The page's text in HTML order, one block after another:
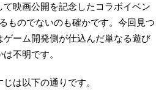
映画公開を記念したコラボイベン
ものでないのも確かです。今回見つ
ーム開発側が仕込んだ単なる遊び
不明です。
は以下の通りです。